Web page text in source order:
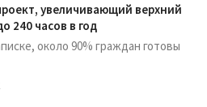
увеличивающий верхний
240 часов в год
около 90% граждан готовы